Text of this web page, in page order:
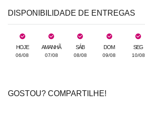
DISPONIBILIDADE DE ENTREGAS
HOJE
06/08
AMANHÃ
07/08
SÁB
08/08
DOM
09/08
SEG
10/08
GOSTOU? COMPARTILHE!